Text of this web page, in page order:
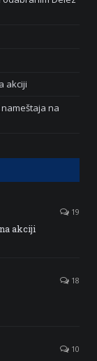
akciji
na
19
akciji
18
10